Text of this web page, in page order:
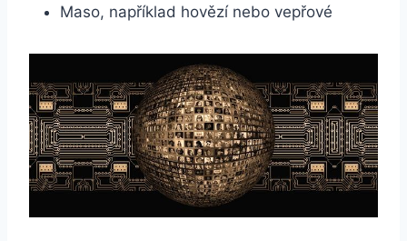
Maso, například hovězí nebo vepřové